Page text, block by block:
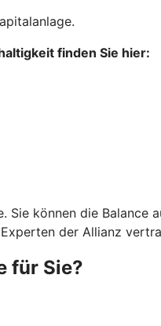
finden Sie hier:
können die Balance
der Allianz
für Sie?